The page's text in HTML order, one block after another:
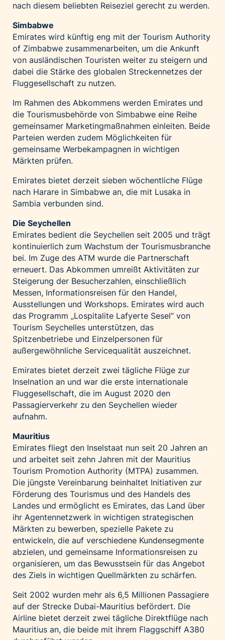
nach diesem beliebten Reiseziel gerecht zu werden.
Simbabwe
Emirates wird künftig eng mit der Tourism Authority
of Zimbabwe zusammenarbeiten, um die Ankunft
von ausländischen Touristen weiter zu steigern und
dabei die Stärke des globalen Streckennetzes der
Fluggesellschaft zu nutzen.
Im Rahmen des Abkommens werden Emirates und
die Tourismusbehörde von Simbabwe eine Reihe
gemeinsamer Marketingmaßnahmen einleiten. Beide
Parteien werden zudem Möglichkeiten für
gemeinsame Werbekampagnen in wichtigen
Märkten prüfen.
Emirates bietet derzeit sieben wöchentliche Flüge
nach Harare in Simbabwe an, die mit Lusaka in
Sambia verbunden sind.
Die Seychellen
Emirates bedient die Seychellen seit 2005 und trägt
kontinuierlich zum Wachstum der Tourismusbranche
bei. Im Zuge des ATM wurde die Partnerschaft
erneuert. Das Abkommen umreißt Aktivitäten zur
Steigerung der Besucherzahlen, einschließlich
Messen, Informationsreisen für den Handel,
Ausstellungen und Workshops. Emirates wird auch
das Programm „Lospitalite Lafyerte Sesel“ von
Tourism Seychelles unterstützen, das
Spitzenbetriebe und Einzelpersonen für
außergewöhnliche Servicequalität auszeichnet.
Emirates bietet derzeit zwei tägliche Flüge zur
Inselnation an und war die erste internationale
Fluggesellschaft, die im August 2020 den
Passagierverkehr zu den Seychellen wieder
aufnahm.
Mauritius
Emirates fliegt den Inselstaat nun seit 20 Jahren an
und arbeitet seit zehn Jahren mit der Mauritius
Tourism Promotion Authority (MTPA) zusammen.
Die jüngste Vereinbarung beinhaltet Initiativen zur
Förderung des Tourismus und des Handels des
Landes und ermöglicht es Emirates, das Land über
ihr Agentennetzwerk in wichtigen strategischen
Märkten zu bewerben, spezielle Pakete zu
entwickeln, die auf verschiedene Kundensegmente
abzielen, und gemeinsame Informationsreisen zu
organisieren, um das Bewusstsein für das Angebot
des Ziels in wichtigen Quellmärkten zu schärfen.
Seit 2002 wurden mehr als 6,5 Millionen Passagiere
auf der Strecke Dubai-Mauritius befördert. Die
Airline bietet derzeit zwei tägliche Direktflüge nach
Mauritius an, die beide mit ihrem Flaggschiff A380